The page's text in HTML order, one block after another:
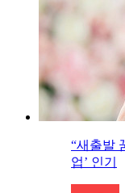
“새출발
업’ 인기